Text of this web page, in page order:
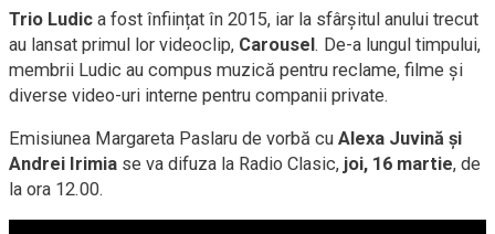
Trio Ludic a fost înființat în 2015, iar la sfârșitul anului trecut
au lansat primul lor videoclip, Carousel. De-a lungul timpului,
membrii Ludic au compus muzică pentru reclame, filme și
diverse video-uri interne pentru companii private.
Emisiunea Margareta Paslaru de vorbă cu Alexa Juvină și
Andrei Irimia se va difuza la Radio Clasic, joi, 16 martie, de
la ora 12.00.